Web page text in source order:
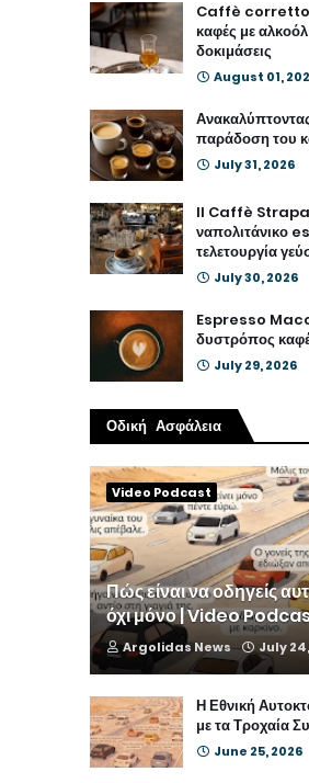
Caffè
καφές με
δοκιμάσεις
August 01,
παράδοση του
July 31, 2026
Il Caffè
ναπολιτάνικο
τελετουργία
July 30, 2026
Espresso
δυστρόπος
July 29, 2026
Οδική Ασφάλεια
Video Podcast
Πώς είναι να οδηγείς
όχι μόνο | Video
Argolidas News July
Η Εθνική
με τα Τροχαία
June 25, 2026